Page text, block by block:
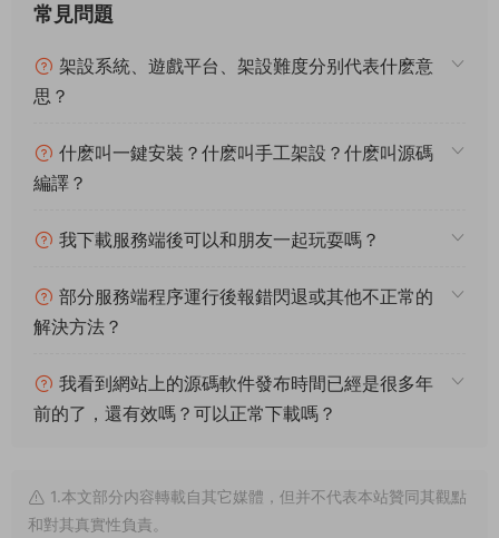
常見問題
架設系統、遊戲平台、架設難度分别代表什麽意
思？
什麽叫一鍵安裝？什麽叫手工架設？什麽叫源碼
編譯？
我下載服務端後可以和朋友一起玩耍嗎？
部分服務端程序運行後報錯閃退或其他不正常的
解決方法？
我看到網站上的源碼軟件發布時間已經是很多年
前的了，還有效嗎？可以正常下載嗎？
1.本文部分内容轉載自其它媒體，但并不代表本站贊同其觀點
和對其真實性負責。